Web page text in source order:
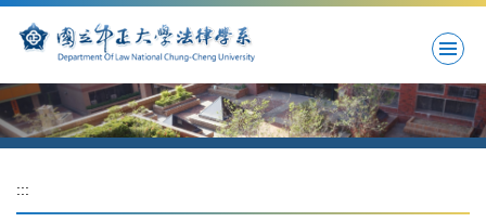
到
要
內
容
區
:::